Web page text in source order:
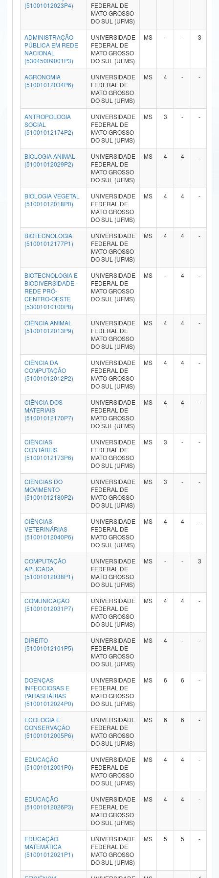
Ministério da Ciência, Tecnologia, Inovações e Comunicações
Ministério do Meio Ambiente
Ministério do Turismo
Ministério do Desenvolvimento Regional
Controladoria-Geral da União
Ministério da Mulher, da Família e dos Direitos Humanos
Secretaria-Geral
Secretaria de Governo
Gabinete de Segurança Institucional
Advocacia-Geral da União
Banco Central do Brasil
Planalto
(51001012023P4)
FEDERAL DE
MATO GROSSO
DO SUL (UFMS)
ADMINISTRAÇÃO
PÚBLICA EM REDE
NACIONAL
(53045009001P3)
UNIVERSIDADE
FEDERAL DE
MATO GROSSO
DO SUL (UFMS)
MS - - 3
AGRONOMIA
(51001012034P6)
UNIVERSIDADE
FEDERAL DE
MATO GROSSO
DO SUL (UFMS)
MS 4 - -
ANTROPOLOGIA
SOCIAL
(51001012174P2)
UNIVERSIDADE
FEDERAL DE
MATO GROSSO
DO SUL (UFMS)
MS 3 - -
BIOLOGIA ANIMAL
(51001012029P2)
UNIVERSIDADE
FEDERAL DE
MATO GROSSO
DO SUL (UFMS)
MS 4 4 -
BIOLOGIA VEGETAL
(51001012018P0)
UNIVERSIDADE
FEDERAL DE
MATO GROSSO
DO SUL (UFMS)
MS 4 4 -
BIOTECNOLOGIA
(51001012177P1)
UNIVERSIDADE
FEDERAL DE
MATO GROSSO
DO SUL (UFMS)
MS 4 4 -
BIOTECNOLOGIA E
BIODIVERSIDADE -
REDE PRÓ-
CENTRO-OESTE
(53001010100P8)
UNIVERSIDADE
FEDERAL DE
MATO GROSSO
DO SUL (UFMS)
MS - 4 -
CIÊNCIA ANIMAL
(51001012013P9)
UNIVERSIDADE
FEDERAL DE
MATO GROSSO
DO SUL (UFMS)
MS 4 4 -
CIÊNCIA DA
COMPUTAÇÃO
(51001012012P2)
UNIVERSIDADE
FEDERAL DE
MATO GROSSO
DO SUL (UFMS)
MS 4 4 -
CIÊNCIA DOS
MATERIAIS
(51001012170P7)
UNIVERSIDADE
FEDERAL DE
MATO GROSSO
DO SUL (UFMS)
MS 4 4 -
CIÊNCIAS
CONTÁBEIS
(51001012173P6)
UNIVERSIDADE
FEDERAL DE
MATO GROSSO
DO SUL (UFMS)
MS 3 - -
CIÊNCIAS DO
MOVIMENTO
(51001012180P2)
UNIVERSIDADE
FEDERAL DE
MATO GROSSO
DO SUL (UFMS)
MS 3 - -
CIÊNCIAS
VETERINÁRIAS
(51001012040P6)
UNIVERSIDADE
FEDERAL DE
MATO GROSSO
DO SUL (UFMS)
MS 4 4 -
COMPUTAÇÃO
APLICADA
(51001012038P1)
UNIVERSIDADE
FEDERAL DE
MATO GROSSO
DO SUL (UFMS)
MS - - 3
COMUNICAÇÃO
(51001012031P7)
UNIVERSIDADE
FEDERAL DE
MATO GROSSO
DO SUL (UFMS)
MS 4 4 -
DIREITO
(51001012101P5)
UNIVERSIDADE
FEDERAL DE
MATO GROSSO
DO SUL (UFMS)
MS 4 - -
DOENÇAS
INFECCIOSAS E
PARASITÁRIAS
(51001012024P0)
UNIVERSIDADE
FEDERAL DE
MATO GROSSO
DO SUL (UFMS)
MS 6 6 -
ECOLOGIA E
CONSERVAÇÃO
(51001012005P6)
UNIVERSIDADE
FEDERAL DE
MATO GROSSO
DO SUL (UFMS)
MS 6 6 -
EDUCAÇÃO
(51001012001P0)
UNIVERSIDADE
FEDERAL DE
MATO GROSSO
DO SUL (UFMS)
MS 4 4 -
EDUCAÇÃO
(51001012026P3)
UNIVERSIDADE
FEDERAL DE
MATO GROSSO
DO SUL (UFMS)
MS 4 4 -
EDUCAÇÃO
MATEMÁTICA
(51001012021P1)
UNIVERSIDADE
FEDERAL DE
MATO GROSSO
DO SUL (UFMS)
MS 5 5 -